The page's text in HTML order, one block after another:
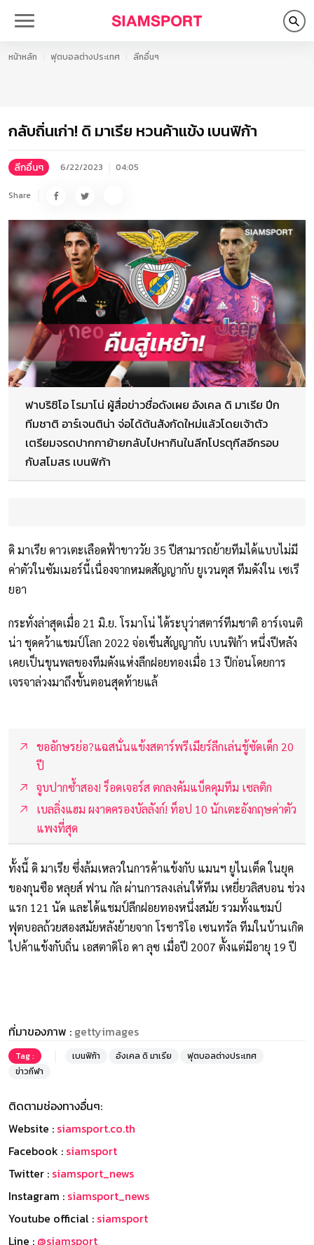
หน้าหลัก ฟุตบอลต่างประเทศ ลีกอื่นๆ
กลับถิ่นเก่า! ดิ มาเรีย หวนค้าแข้ง เบนฟิก้า
ลีกอื่นๆ 6/22/2023 04:05
Share
ฟาบริซิโอ โรมาโน่ ผู้สื่อข่าวชื่อดังเผย อังเคล ดิ มาเรีย ปีก
ทีมชาติ อาร์เจนติน่า จ่อได้ต้นสังกัดใหม่แล้วโดยเจ้าตัว
เตรียมจรดปากกาย้ายกลับไปหากินในลีกโปรตุกีสอีกรอบ
กับสโมสร เบนฟิก้า
ดิ มาเรีย ดาวเตะเลือดฟ้าขาววัย 35 ปีสามารถย้ายทีมได้แบบไม่มี
ค่าตัวในซัมเมอร์นี้เนื่องจากหมดสัญญากับ ยูเวนตุส ทีมดังใน เซเรี
ยอา
กระทั่งล่าสุดเมื่อ 21 มิ.ย. โรมาโน่ ได้ระบุว่าสตาร์ทีมชาติ อาร์เจนติ
น่า ชุดคว้าแชมป์โลก 2022 จ่อเซ็นสัญญากับ เบนฟิก้า หนึ่งปีหลัง
เคยเป็นขุนพลของทีมดังแห่งลีกฝอยทองเมื่อ 13 ปีก่อนโดยการ
เจรจาล่วงมาถึงขั้นตอนสุดท้ายแล้
ขออักษรย่อ?แฉสนั่นแข้งสตาร์พรีเมียร์ลีกเล่นชู้ซัดเด็ก 20
ปี
จูบปากซ้ำสอง! ร็อดเจอร์ส ตกลงคัมแบ็คคุมทีม เซลติก
เบลลิ่งแฮม ผงาดครองบัลลังก์! ท็อป 10 นักเตะอังกฤษค่าตัว
แพงที่สุด
ทั้งนี้ ดิ มาเรีย ซึ่งล้มเหลวในการค้าแข้งกับ แมนฯ ยูไนเต็ด ในยุค
ของกุนซือ หลุยส์ ฟาน กัล ผ่านการลงเล่นให้ทีม เหยี่ยวลิสบอน ช่วง
แรก 121 นัด และได้แชมป์ลีกฝอยทองหนึ่งสมัย รวมทั้งแชมป์
ฟุตบอลถ้วยสองสมัยหลังย้ายจาก โรซาริโอ เซนทรัล ทีมในบ้านเกิด
ไปค้าแข้งกับถิ่น เอสตาดิโอ ดา ลุซ เมื่อปี 2007 ตั้งแต่มีอายุ 19 ปี
ที่มาของภาพ : gettyimages
Tag : เบนฟิก้า อังเคล ดิ มาเรีย
ฟุตบอลต่างประเทศ
ข่าวกีฬา
ติดตามช่องทางอื่นๆ:
Website : siamsport.co.th
Facebook : siamsport
Twitter : siamsport_news
Instagram : siamsport_news
Youtube official : siamsport
Line : @siamsport